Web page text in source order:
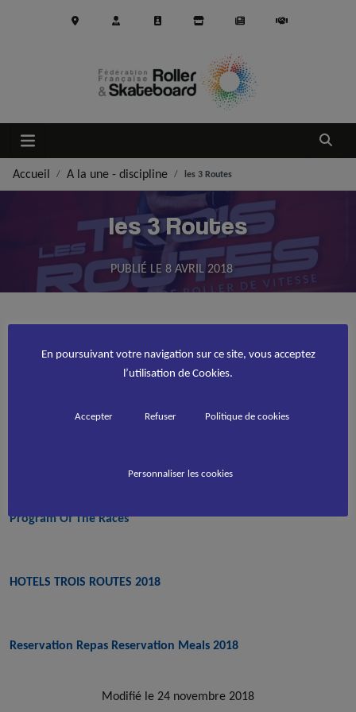
Ouvrir
Accueil A la une - discipline les 3 Routes
les 3 Routes
PUBLIÉ LE 8 AVRIL 2018
Les 19-20 et 21 mai se dérouleront les 3 Routes, compétition
faisant son entrée pour la 1ère année dans le circuit de la Coupe
Program Of The Races
HOTELS TROIS ROUTES 2018
Reservation Repas Reservation Meals 2018
Modifié le 24 novembre 2018
En poursuivant votre navigation sur ce site, vous acceptez
l’utilisation de Cookies.
Accepter Refuser Politique de cookies
Personnaliser les cookies